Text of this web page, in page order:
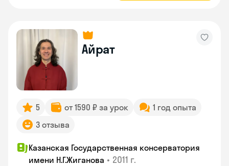
Айрат
5 от 1590 ₽ за урок
1 год опыта
3 отзыва
Казанская Государственная консерватория
имени Н.Г.Жиганова • 2011 г.